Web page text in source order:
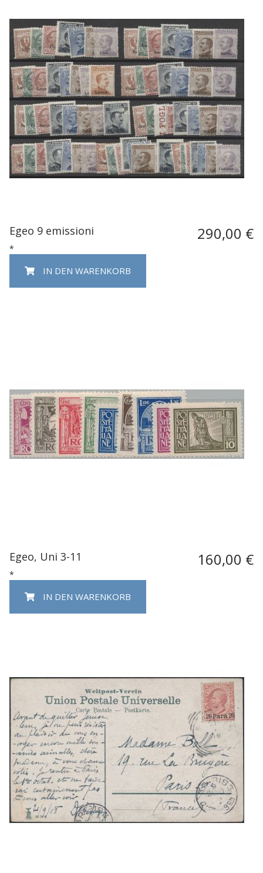
Egeo 9 emissioni 290,00 €
*
IN DEN WARENKORB
Egeo, Uni 3-11 160,00 €
*
IN DEN WARENKORB